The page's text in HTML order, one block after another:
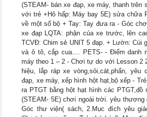
(STEAM- bán xe đạp, xe máy, thanh trên
với trẻ +Hô hấp: Máy bay 5E) sửa chữa
về một số bộ + Tay: Tay đưa ra - Góc
xe đạp LQTA: phận của xe trước, lên
TCVĐ: Chim sẻ UNIT 5 đạp. + Lườn: Cúi
và ô tô, cắp cua.... PETS- - Điểm danh
máy theo 1 – 2 - Chơi tự do với Lesson 2
hiệu, lắp ráp xe vòng,sỏi,cát,phấn,
đạp, xe máy, xếp hình hột hạt,bộ xếp -
ra PTGT bằng hột hạt hình các PTGT,đồ
(STEAM- 5E) chơi ngoài trời. yêu
Góc thư viện( sách, 2.Mục đích yêu